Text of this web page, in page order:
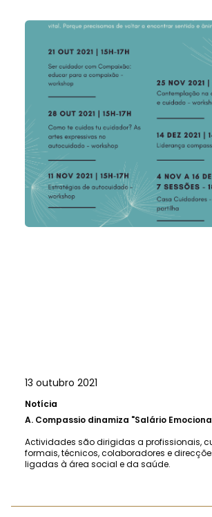
13 outubro 2021
Notícia
A. Compassio dinamiza "Salário
Actividades são dirigidas a profissionais,
formais, técnicos, colaboradores e
ligadas à área social e da saúde.